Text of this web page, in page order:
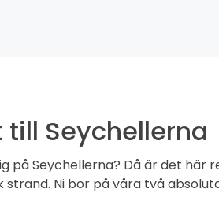
Seychellerna
på Seychellerna? Då är det här
strand. Ni bor på våra två